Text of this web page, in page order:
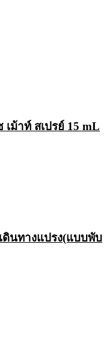
ม้าท์ สเปรย์ 15 mL
ดินทางแปรง(แบบพับ